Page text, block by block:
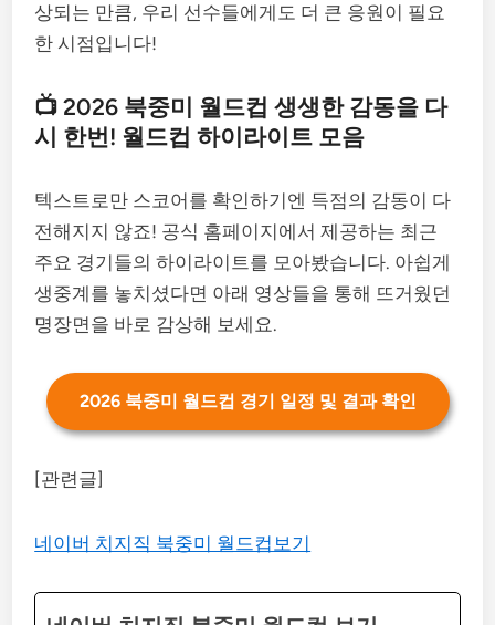
상되는 만큼, 우리 선수들에게도 더 큰 응원이 필요
한 시점입니다!
📺 2026 북중미 월드컵 생생한 감동을 다
시 한번! 월드컵 하이라이트 모음
텍스트로만 스코어를 확인하기엔 득점의 감동이 다
전해지지 않죠! 공식 홈페이지에서 제공하는 최근
주요 경기들의 하이라이트를 모아봤습니다. 아쉽게
생중계를 놓치셨다면 아래 영상들을 통해 뜨거웠던
명장면을 바로 감상해 보세요.
2026 북중미 월드컵 경기 일정 및 결과 확인
[관련글]
네이버 치지직 북중미 월드컵보기